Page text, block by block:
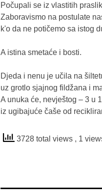
Počupali se iz vlastitih
Zaboravismo na postulate
k'o da ne potičemo sa istog
A istina smetaće i bosti.
Djeda i nenu je učila na
uz grotlo sjajnog fildžana i
A unuka će, nevještog – 3 u
iz ugibajuće čaše od
3728 total views , 1